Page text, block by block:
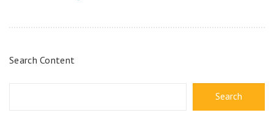
Search Content
Search